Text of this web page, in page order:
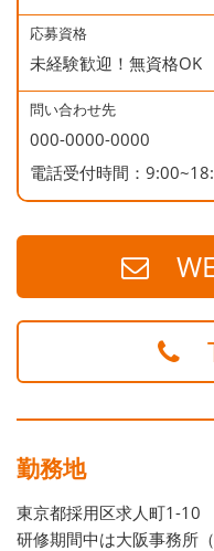
応募資格
未経験歓迎！無資格OK
問い合わせ先
000-0000-0000
電話受付時間：
勤務地
東京都採用区求人町1-10
研修期間中は大阪事務所